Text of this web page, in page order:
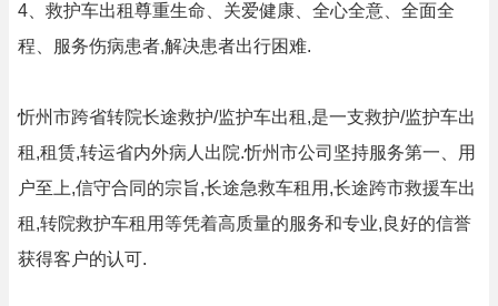
4、救护车出租尊重生命、关爱健康、全心全意、全面全
程、服务伤病患者,解决患者出行困难.
忻州市跨省转院长途救护/监护车出租,是一支救护/监护车出
租,租赁,转运省内外病人出院.忻州市公司坚持服务第一、用
户至上,信守合同的宗旨,长途急救车租用,长途跨市救援车出
租,转院救护车租用等凭着高质量的服务和专业,良好的信誉
获得客户的认可.